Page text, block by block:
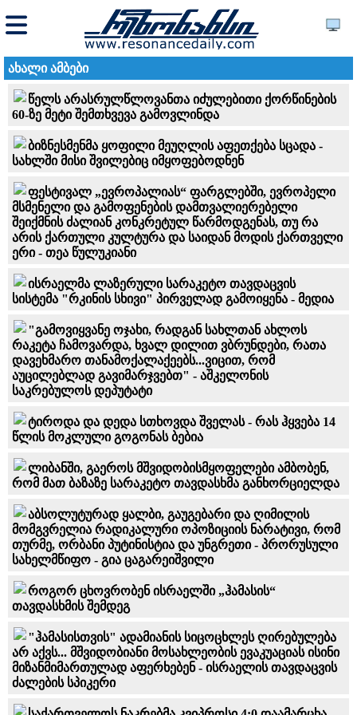
ახალი ამბები
წელს არასრულწლოვანთა იძულებითი ქორწინების
60-ზე მეტი შემთხვევა გამოვლინდა
ბიზნესმენმა ყოფილი მეუღლის აფეთქება სცადა -
სახლში მისი შვილებიც იმყოფებოდნენ
ფესტივალ „ევროპალიას“ ფარგლებში, ევროპელი
მსმენელი და გამოფენების დამთვალიერებელი
შეიქმნის ძალიან კონკრეტულ წარმოდგენას, თუ რა
არის ქართული კულტურა და საიდან მოდის ქართველი
ერი - თეა წულუკიანი
ისრაელმა ლაზერული სარაკეტო თავდაცვის
სისტემა "რკინის სხივი" პირველად გამოიყენა - მედია
"გამოვიყვანე ოჯახი, რადგან სახლთან ახლოს
რაკეტა ჩამოვარდა, ხვალ დილით ვბრუნდები, რათა
დავეხმარო თანამოქალაქეებს...ვიცით, რომ
აუცილებლად გავიმარჯვებთ" - აშკელონის
საკრებულოს დეპუტატი
ტიროდა და დედა სთხოვდა შველას - რას ჰყვება 14
წლის მოკლული გოგონას ბებია
ლიბანში, გაეროს მშვიდობისმყოფელები ამბობენ,
რომ მათ ბაზაზე სარაკეტო თავდასხმა განხორციელდა
აბსოლუტურად ყალბი, გაუგებარი და ღიმილის
მომგვრელია რადიკალური ოპოზიციის ნარატივი, რომ
თურმე, ორბანი პუტინისტია და უნგრეთი - პრორუსული
სახელმწიფო - გია ცაგარეიშვილი
როგორ ცხოვრობენ ისრაელში „ჰამასის“
თავდასხმის შემდეგ
"ჰამასისთვის" ადამიანის სიცოცხლეს ღირებულება
არ აქვს... მშვიდობიანი მოსახლეობის ევაკუაციას ისინი
მიზანმიმართულად აფერხებენ - ისრაელის თავდაცვის
ძალების სპიკერი